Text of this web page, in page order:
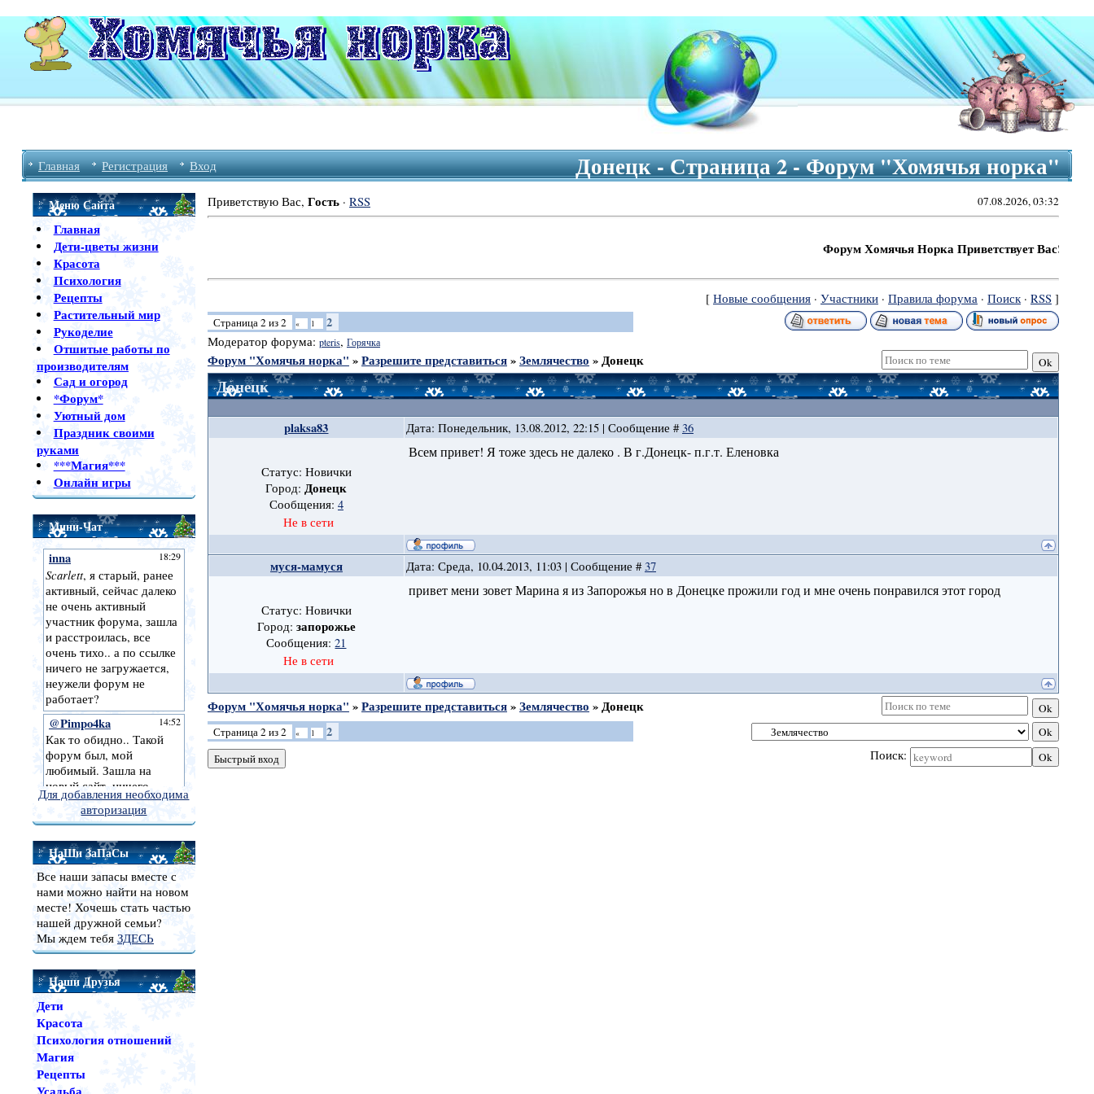
Главная Регистрация Вход Донецк - Страница 2 - Форум "Хомячья норка"
Меню Сайта
Главная
Дети-цветы жизни
Красота
Психология
Рецепты
Растительный мир
Рукоделие
Отшитые работы по
производителям
Сад и огород
*Форум*
Уютный дом
Праздник своими
руками
***Магия***
Онлайн игры
Мини-Чат
Для добавления необходима
авторизация
НаШи ЗаПаСы
Все наши запасы вместе с
нами можно найти на новом
месте! Хочешь стать частью
нашей дружной семьи?
Мы ждем тебя ЗДЕСЬ
Наши Друзья
Дети
Красота
Психология отношений
Магия
Рецепты
Приветствую Вас, Гость· RSS 07.08.2026, 03:32
Форум Хомячья Норка Приветствует Вас!
[ Новые сообщения· Участники· Правила форума· Поиск· RSS]
Страница2из2 « 1 2
Модератор форума: pteris, Горячка
Форум "Хомячья норка" »Разрешите представиться»Землячество »Донецк
Донецк
plaksa83 Дата: Понедельник, 13.08.2012, 22:15 | Сообщение #36
Статус: Новички
Город:Донецк
Сообщения: 4
Не в сети
Всем привет! Я тоже здесь не далеко . В г.Донецк- п.г.т. Еленовка
муся-мамуся Дата: Среда, 10.04.2013, 11:03 | Сообщение #37
Статус: Новички
Город: запорожье
Сообщения:21
Не в сети
привет мени зовет Марина я из Запорожья но в Донецке прожили год и мне очень понравился этот город
Форум "Хомячья норка" »Разрешите представиться»Землячество »Донецк
Страница2из2 « 1 2
Поиск: